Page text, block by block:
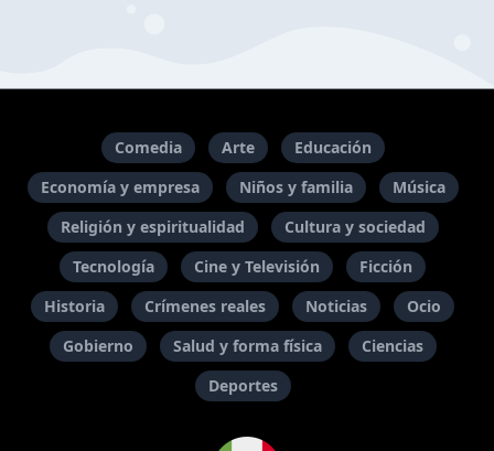
Comedia Arte
Educación
Economía y empresa
Niños y familia
Música
Religión y espiritualidad
Cultura y sociedad
Tecnología
Cine y Televisión
Ficción
Historia
Crímenes reales Noticias
Ocio
Gobierno
Salud y forma física
Ciencias
Deportes